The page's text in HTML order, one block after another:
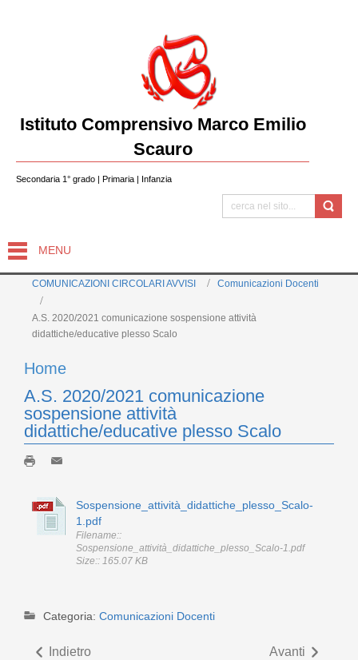
Istituto Comprensivo Marco Emilio
Scauro
Secondaria 1° grado | Primaria | Infanzia
MENU
COMUNICAZIONI CIRCOLARI AVVISI Comunicazioni Docenti
A.S. 2020/2021 comunicazione sospensione attività
didattiche/educative plesso Scalo
Home
A.S. 2020/2021 comunicazione
sospensione attività
didattiche/educative plesso Scalo
Sospensione_attività_didattiche_plesso_Scalo-
1.pdf
Filename::
Sospensione_attività_didattiche_plesso_Scalo-1.pdf
Size:: 165.07 KB
Categoria: Comunicazioni Docenti
Indietro Avanti